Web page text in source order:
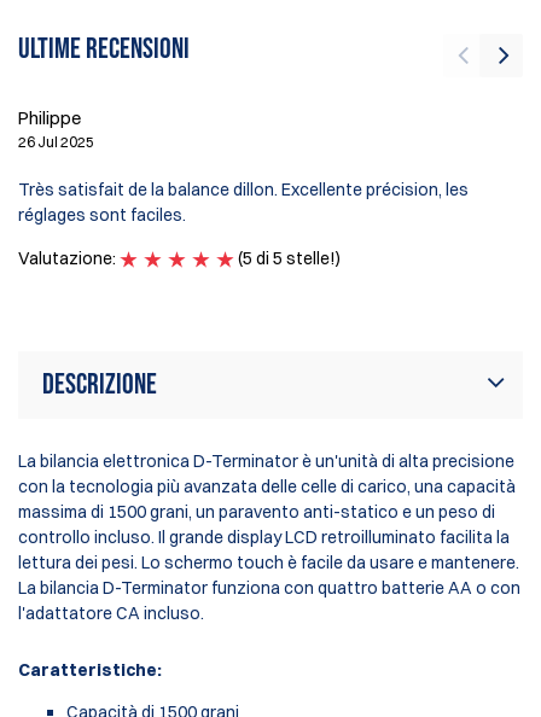
Ultime recensioni
Philippe
26 Jul 2025
Très satisfait de la balance dillon. Excellente précision, les
réglages sont faciles.
Valutazione:
(5 di 5 stelle!)
Descrizione
La bilancia elettronica D-Terminator è un'unità di alta precisione
con la tecnologia più avanzata delle celle di carico, una capacità
massima di 1500 grani, un paravento anti-statico e un peso di
controllo incluso. Il grande display LCD retroilluminato facilita la
lettura dei pesi. Lo schermo touch è facile da usare e mantenere.
La bilancia D-Terminator funziona con quattro batterie AA o con
l'adattatore CA incluso.
Caratteristiche:
Capacità di 1500 grani